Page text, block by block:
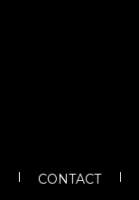
CONTACT